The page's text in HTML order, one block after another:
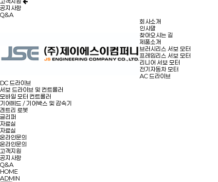
공지사항
Q&A
회사소개
인사말
찾아오시는 길
제품소개
브러시리스 서보 모터
프레임리스 서보 모터
리니어 서보 모터
전기자동차 모터
AC 드라이브
DC 드라이브
서보 드라이브 및 컨트롤러
모바일 모터 컨트롤러
기어헤드 / 기어박스 및 감속기
겐트리 로봇
글리퍼
자료실
자료실
온라인문의
온라인문의
고객지원
공지사항
Q&A
HOME
ADMIN